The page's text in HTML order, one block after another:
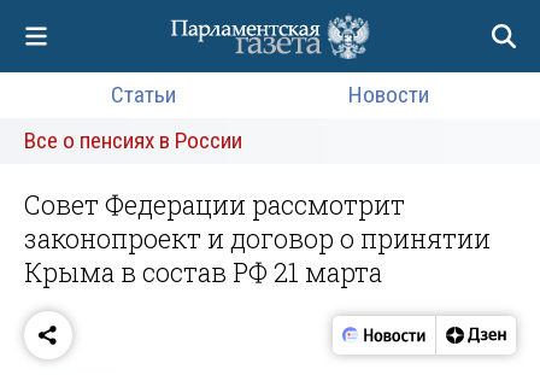
Статьи
Новости
Все о пенсиях в России
Совет Федерации рассмотрит
законопроект и договор о принятии
Крыма в состав РФ 21 марта